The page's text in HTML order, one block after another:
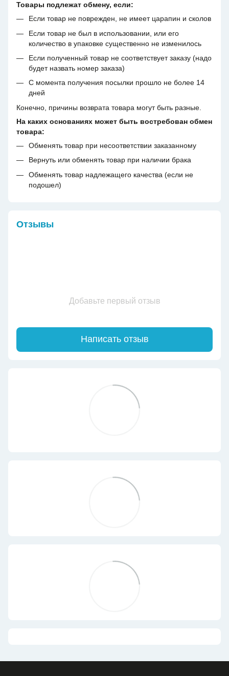
Товары подлежат обмену, если:
Если товар не поврежден, не имеет царапин и сколов
Если товар не был в использовании, или его
количество в упаковке существенно не изменилось
Если полученный товар не соответствует заказу (надо
будет назвать номер заказа)
С момента получения посылки прошло не более 14
дней
Конечно, причины возврата товара могут быть разные.
На каких основаниях может быть востребован обмен
товара:
Обменять товар при несоответствии заказанному
Вернуть или обменять товар при наличии брака
Обменять товар надлежащего качества (если не
подошел)
Отзывы
Добавьте первый отзыв
Написать отзыв